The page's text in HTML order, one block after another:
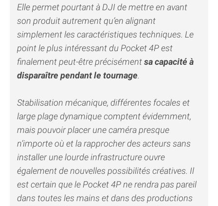
Elle permet pourtant à DJI de mettre en avant
son produit autrement qu’en alignant
simplement les caractéristiques techniques. Le
point le plus intéressant du Pocket 4P est
finalement peut-être précisémentsa capacité à
disparaître pendant le tournage.
Stabilisation mécanique, différentes focales et
large plage dynamique comptent évidemment,
mais pouvoir placer une caméra presque
n’importe où et la rapprocher des acteurs sans
installer une lourde infrastructure ouvre
également de nouvelles possibilités créatives. Il
est certain que le Pocket 4P ne rendra pas pareil
dans toutes les mains et dans des productions